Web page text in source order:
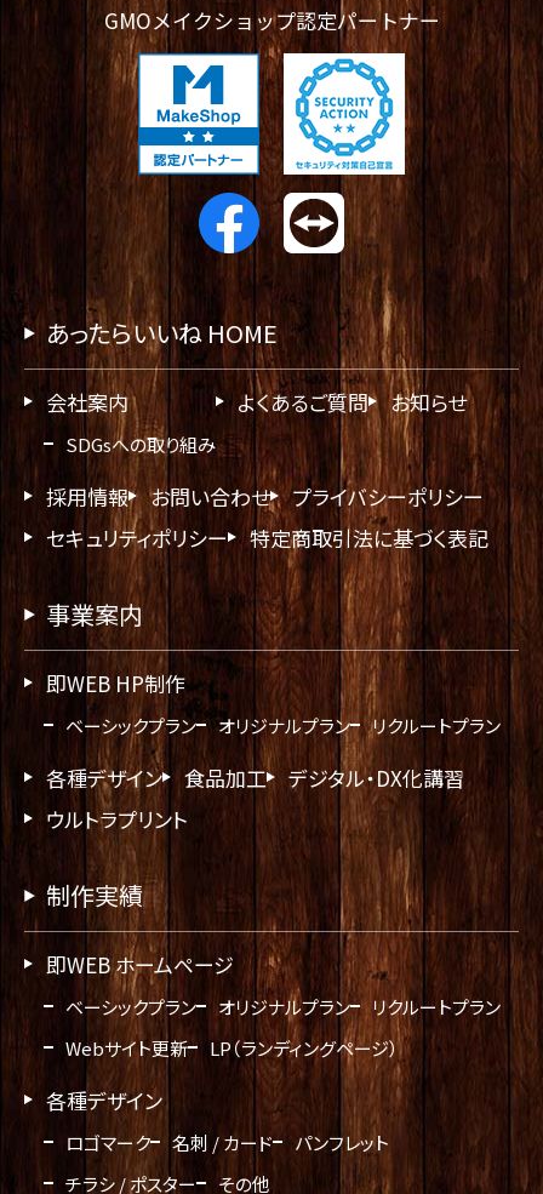
GMOメイクショップ認定パートナー
あったらいいね HOME
会社案内
SDGsへの取り組み
よくあるご質問 お知らせ
採用情報 お問い合わせ
プライバシーポリシー
セキュリティポリシー
特定商取引法に基づく表記
事業案内
即WEB HP制作
ベーシックプラン オリジナルプラン リクルートプラン
各種デザイン 食品加工
デジタル・DX化講習
ウルトラプリント
制作実績
即WEB ホームページ
ベーシックプラン オリジナルプラン
リクルートプラン
Webサイト更新
LP（ランディングページ）
各種デザイン
ロゴマーク 名刺 / カード
パンフレット
チラシ / ポスター
その他